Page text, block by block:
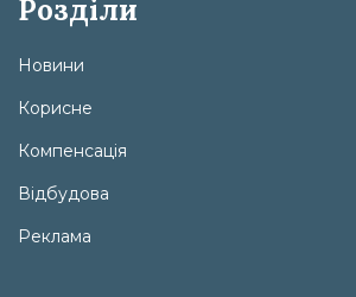
Розділи
Новини
Корисне
Компенсація
Відбудова
Реклама